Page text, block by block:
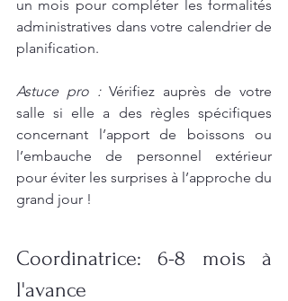
un mois pour compléter les formalités
administratives dans votre calendrier de
planification.
Astuce pro : Vérifiez auprès de votre
salle si elle a des règles spécifiques
concernant l’apport de boissons ou
l’embauche de personnel extérieur
pour éviter les surprises à l’approche du
grand jour !
Coordinatrice: 6-8 mois à
l'avance